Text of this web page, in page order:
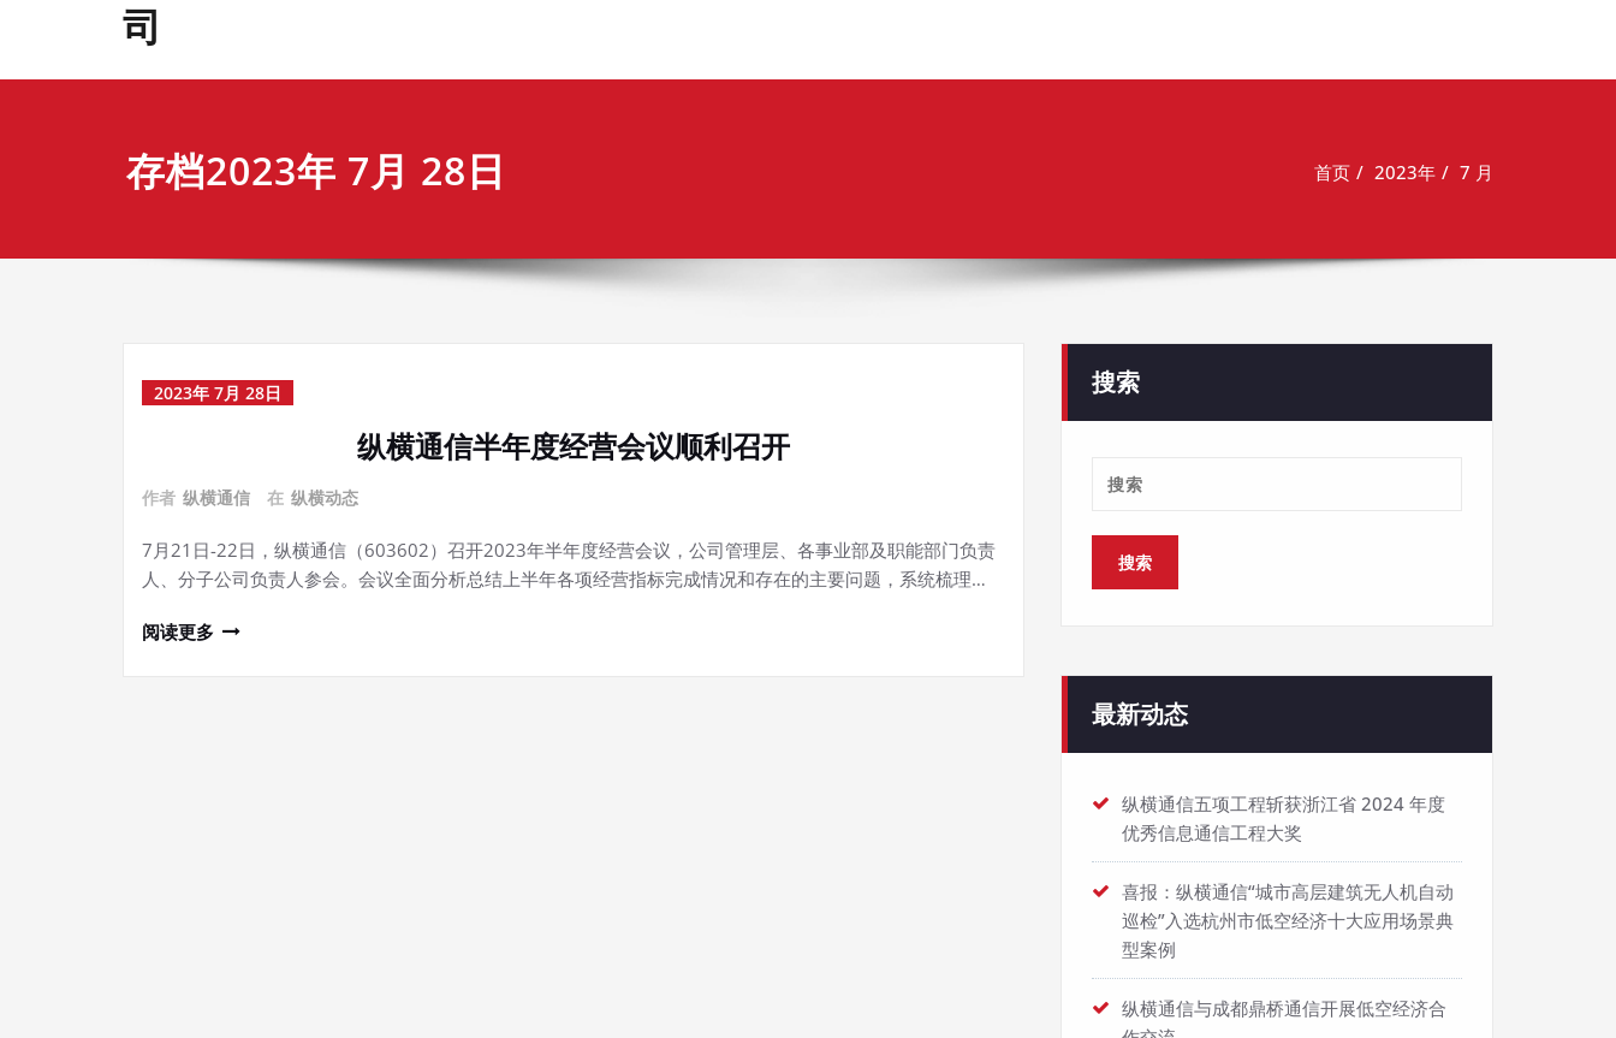
存档2023年 7月 28日 首页 2023年 7 月
2023年 7月 28日
纵横通信半年度经营会议顺利召开
作者 纵横通信 在 纵横动态
7月21日-22日，纵横通信（603602）召开2023年半年度经营会议，公司管理层、各事业部及职能部门负责
人、分子公司负责人参会。会议全面分析总结上半年各项经营指标完成情况和存在的主要问题，系统梳理…
阅读更多
搜索
最新动态
纵横通信五项工程斩获浙江省 2024 年度
优秀信息通信工程大奖
喜报：纵横通信“城市高层建筑无人机自动
巡检”入选杭州市低空经济十大应用场景典
型案例
纵横通信与成都鼎桥通信开展低空经济合